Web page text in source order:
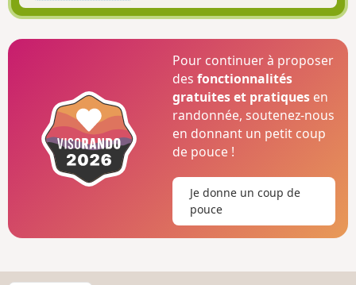
Pour continuer à proposer
desfonctionnalités
gratuites et pratiques en
randonnée, soutenez-nous
en donnant un petit coup
de pouce !
Je donne un coup de
pouce